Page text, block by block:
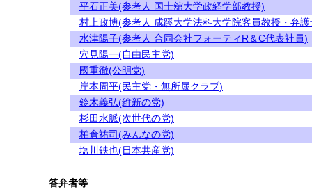
平石正美(参考人 国士舘大学政経学部教授)
村上政博(参考人 成蹊大学法科大学院客員教授・弁護
水津陽子(参考人 合同会社フォーティR＆C代表社員)
穴見陽一(自由民主党)
國重徹(公明党)
岸本周平(民主党・無所属クラブ)
鈴木義弘(維新の党)
杉田水脈(次世代の党)
柏倉祐司(みんなの党)
塩川鉄也(日本共産党)
答弁者等